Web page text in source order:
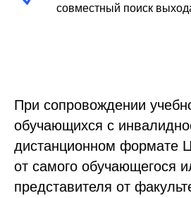
совместный поиск
При сопровождении
обучающихся с
дистанционном формате
от самого обучающегося
представителя от